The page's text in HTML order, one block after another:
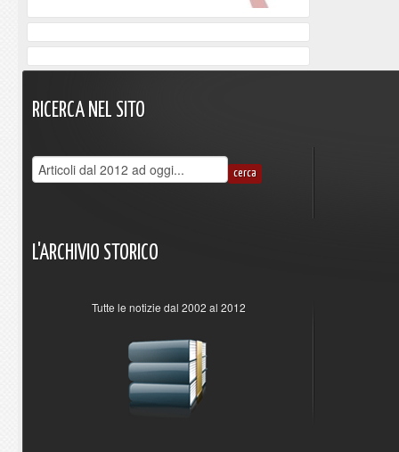
RICERCA NEL SITO
L'ARCHIVIO STORICO
Tutte le notizie dal 2002 al 2012